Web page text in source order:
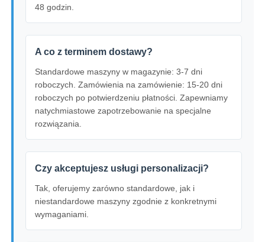
48 godzin.
A co z terminem dostawy?
Standardowe maszyny w magazynie: 3-7 dni
roboczych. Zamówienia na zamówienie: 15-20 dni
roboczych po potwierdzeniu płatności. Zapewniamy
natychmiastowe zapotrzebowanie na specjalne
rozwiązania.
Czy akceptujesz usługi personalizacji?
Tak, oferujemy zarówno standardowe, jak i
niestandardowe maszyny zgodnie z konkretnymi
wymaganiami.